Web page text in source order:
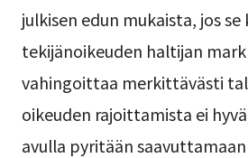
julkisen edun mukaista, jos
tekijänoikeuden haltijan
vahingoittaa merkittävästi
oikeuden rajoittamista ei
avulla pyritään